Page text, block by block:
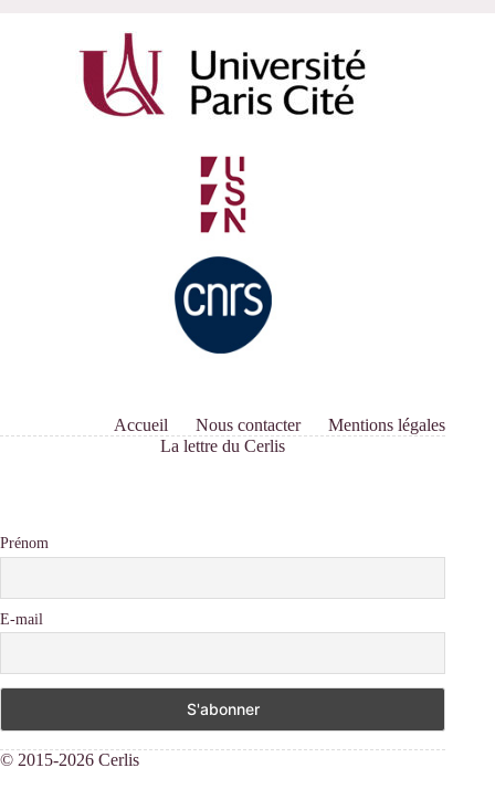
Accueil Nous contacter
Mentions légales
La lettre du Cerlis
Prénom
E-mail
© 2015-2026 Cerlis